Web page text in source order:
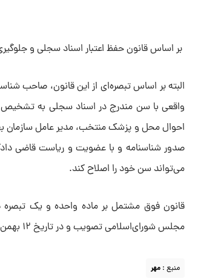
بر اساس قانون حفظ اعتبار اسناد سجلی و
البته بر اساس تبصره‌ای از این قانون، صاحب
واقعی با سن مندرج در اسناد سجلی به تشخیص
احوال محل و پزشک منتخب، مدیر عامل
صدور شناسنامه و با عضویت و ریاست قاضی
می‌تواند سن خود را اصلاح کند.
مجلس شورای‌اسلامی تصویب و در تاریخ ۱۲ بهمن همان سال به تأیید شورای نگهبان رسیده است.
منبع : مهر